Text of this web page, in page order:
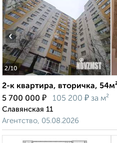
2/10
‹
2-к квартира, вторичка,
5 700 000 ₽ 105 200 ₽ за м²
Славянская 11
Агентство, 05.08.2026